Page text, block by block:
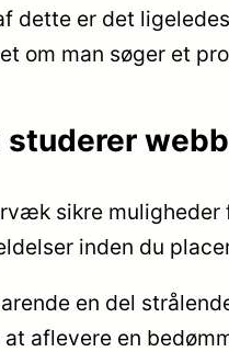
dette er det
om man søger et
studerer
sikre
inden du
en del
aflevere en